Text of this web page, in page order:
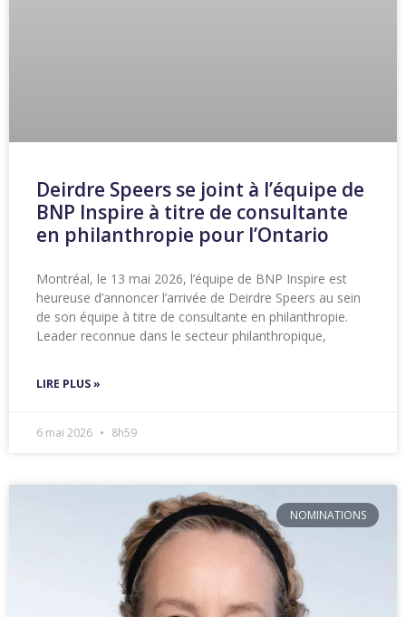
Deirdre Speers se joint à l’équipe de
BNP Inspire à titre de consultante
en philanthropie pour l’Ontario
Montréal, le 13 mai 2026, l’équipe de BNP Inspire est
heureuse d’annoncer l’arrivée de Deirdre Speers au sein
de son équipe à titre de consultante en philanthropie.
Leader reconnue dans le secteur philanthropique,
LIRE PLUS »
6 mai 2026 8h59
NOMINATIONS